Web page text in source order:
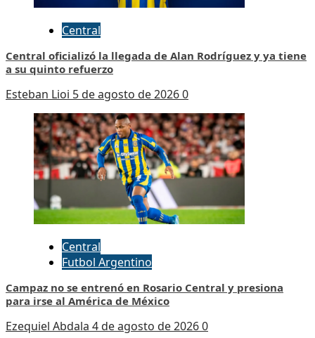
Central
Central oficializó la llegada de Alan Rodríguez y ya tiene
a su quinto refuerzo
Esteban Lioi 5 de agosto de 20260
Central
Futbol Argentino
Campaz no se entrenó en Rosario Central y presiona
para irse al América de México
Ezequiel Abdala 4 de agosto de 20260